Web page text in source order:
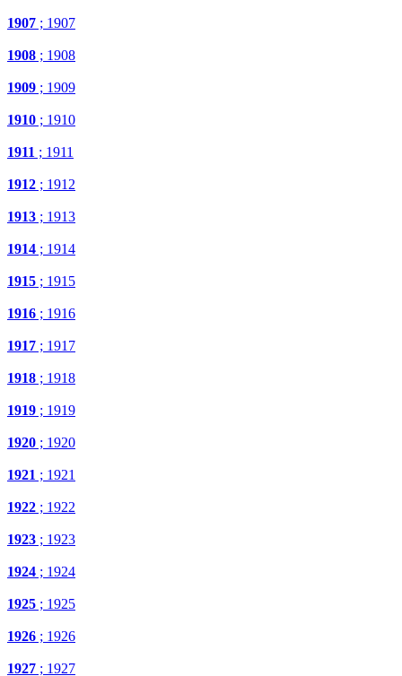
1907 ; 1907
1908 ; 1908
1909 ; 1909
1910 ; 1910
1911 ; 1911
1912 ; 1912
1913 ; 1913
1914 ; 1914
1915 ; 1915
1916 ; 1916
1917 ; 1917
1918 ; 1918
1919 ; 1919
1920 ; 1920
1921 ; 1921
1922 ; 1922
1923 ; 1923
1924 ; 1924
1925 ; 1925
1926 ; 1926
1927 ; 1927